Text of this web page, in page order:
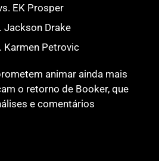
EK Prosper
Jackson Drake
Karmen Petrovic
animar ainda mais
o retorno de Booker, que
e comentários